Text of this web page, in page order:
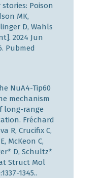
Poison
MK,
D, Wahls
2024 Jun
Pubmed
NuA4-Tip60
mechanism
long-range
Fréchard
R, Crucifix C,
McKeon C,
D, Schultz*
Struct Mol
1345..